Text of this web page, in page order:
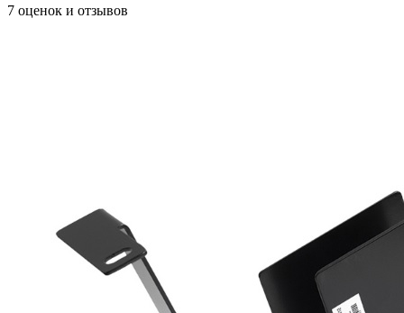
7 оценок и отзывов